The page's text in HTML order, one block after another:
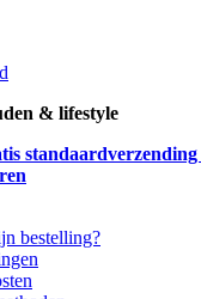
& lifestyle
standaardverzending
bestelling?